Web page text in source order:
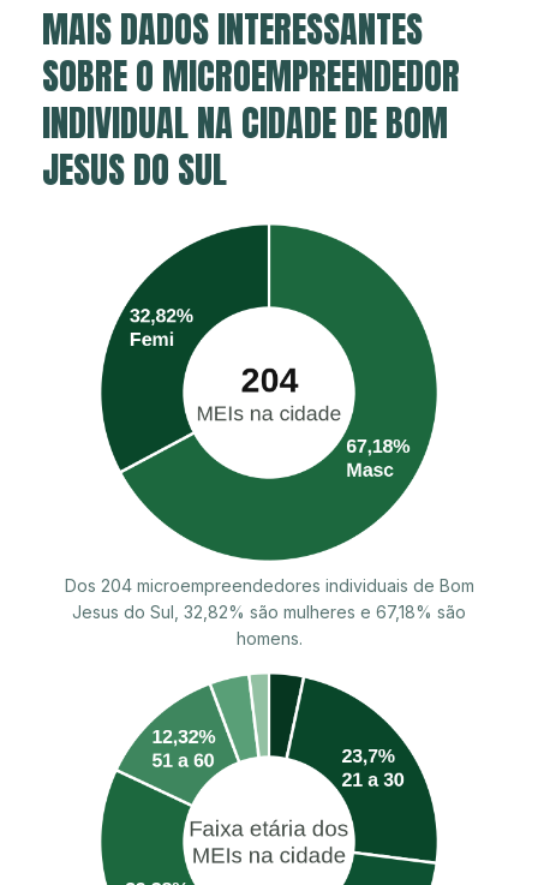
MAIS DADOS INTERESSANTES
SOBRE O MICROEMPREENDEDOR
INDIVIDUAL NA CIDADE DE BOM
JESUS DO SUL
Dos 204 microempreendedores individuais de Bom
Jesus do Sul, 32,82% são mulheres e 67,18% são
homens.